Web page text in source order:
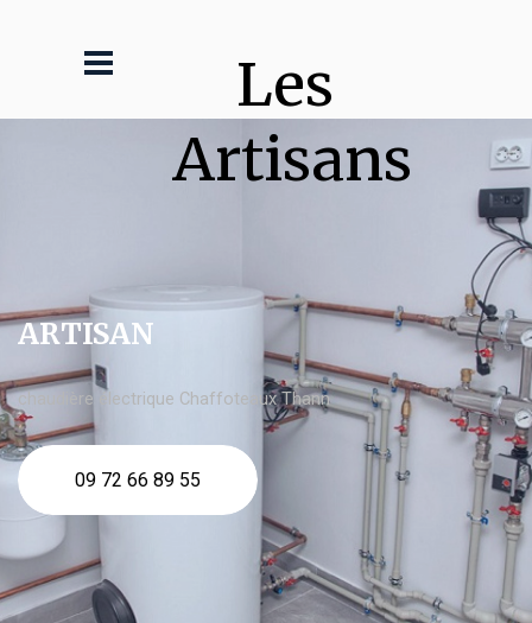
Les
Artisans
ARTISAN
chaudière électrique Chaffoteaux Thann
09 72 66 89 55